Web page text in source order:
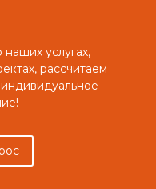
услугах,
рассчитаем